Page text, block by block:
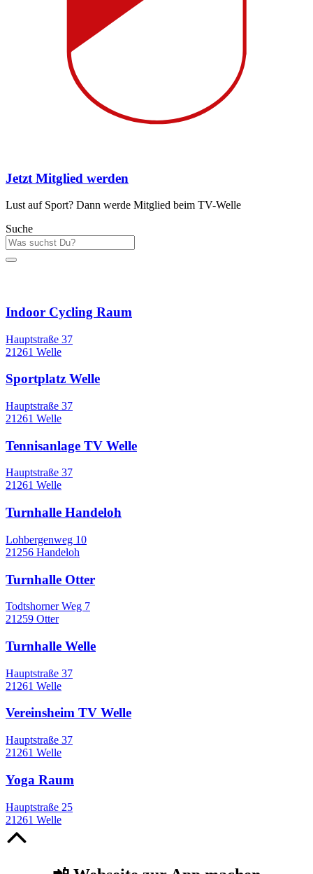
Jetzt Mitglied werden
Lust auf Sport? Dann werde Mitglied beim TV-Welle
Suche
Indoor Cycling Raum
Hauptstraße 37
21261 Welle
Sportplatz Welle
Hauptstraße 37
21261 Welle
Tennisanlage TV Welle
Hauptstraße 37
21261 Welle
Turnhalle Handeloh
Lohbergenweg 10
21256 Handeloh
Turnhalle Otter
Todtshorner Weg 7
21259 Otter
Turnhalle Welle
Hauptstraße 37
21261 Welle
Vereinsheim TV Welle
Hauptstraße 37
21261 Welle
Yoga Raum
Hauptstraße 25
21261 Welle
Nach
oben